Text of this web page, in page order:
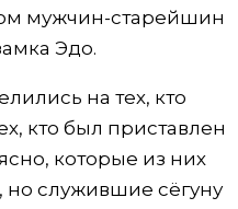
мужчин-старейшин
Эдо.
на тех, кто
кто был приставлен
которые из них
служившие сёгуну